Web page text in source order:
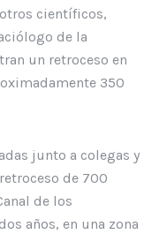
científicos,
de la
un retroceso en
350
junto a colegas y
de 700
de los
años, en una zona